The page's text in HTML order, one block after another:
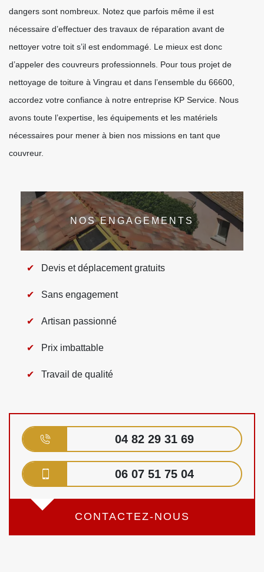
dangers sont nombreux. Notez que parfois même il est
nécessaire d’effectuer des travaux de réparation avant de
nettoyer votre toit s’il est endommagé. Le mieux est donc
d’appeler des couvreurs professionnels. Pour tous projet de
nettoyage de toiture à Vingrau et dans l’ensemble du 66600,
accordez votre confiance à notre entreprise KP Service. Nous
avons toute l’expertise, les équipements et les matériels
nécessaires pour mener à bien nos missions en tant que
couvreur.
NOS ENGAGEMENTS
Devis et déplacement gratuits
Sans engagement
Artisan passionné
Prix imbattable
Travail de qualité
04 82 29 31 69
06 07 51 75 04
CONTACTEZ-NOUS